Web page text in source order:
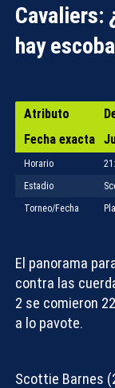
Cavaliers:
hay
Atributo
Fecha exacta
Horario
Estadio
Torneo/Fecha
El panorama
contra las
2 se comieron
a lo pavote.
Scottie Barnes